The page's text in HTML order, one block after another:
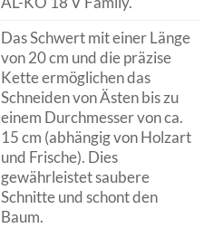
Das Schwert mit einer Länge
von 20 cm und die präzise
Kette ermöglichen das
Schneiden von Ästen bis zu
einem Durchmesser von ca.
15 cm (abhängig von Holzart
und Frische). Dies
gewährleistet saubere
Schnitte und schont den
Baum.